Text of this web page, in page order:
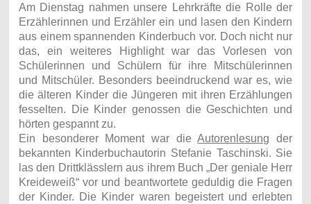
Am Dienstag nahmen unsere Lehrkräfte die Rolle der
Erzählerinnen und Erzähler ein und lasen den Kindern
aus einem spannenden Kinderbuch vor. Doch nicht nur
das, ein weiteres Highlight war das Vorlesen von
Schülerinnen und Schülern für ihre Mitschülerinnen
und Mitschüler. Besonders beeindruckend war es, wie
die älteren Kinder die Jüngeren mit ihren Erzählungen
fesselten. Die Kinder genossen die Geschichten und
hörten gespannt zu.
Ein besonderer Moment war dieAutorenlesung der
bekannten Kinderbuchautorin Stefanie Taschinski. Sie
las den Drittklässlern aus ihrem Buch „Der geniale Herr
Kreideweiß“ vor und beantwortete geduldig die Fragen
der Kinder. Die Kinder waren begeistert und erlebten